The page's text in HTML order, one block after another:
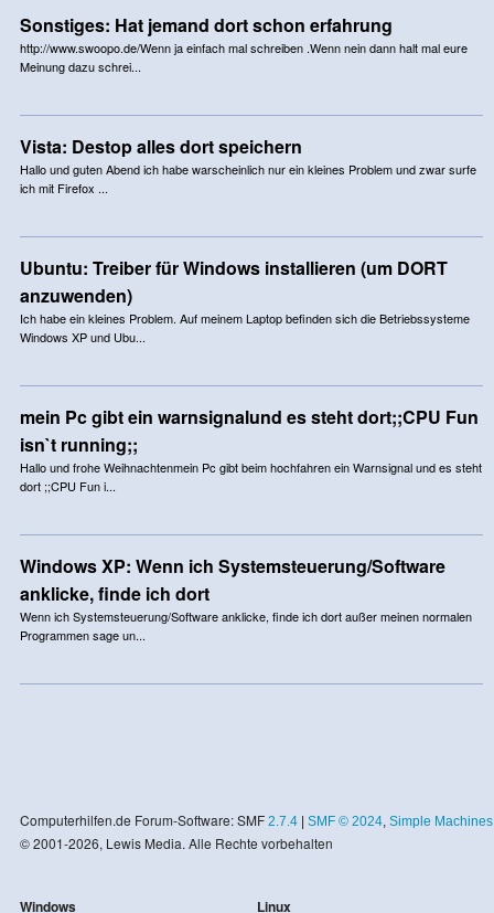
Sonstiges: Hat jemand dort schon erfahrung
http://www.swoopo.de/Wenn ja einfach mal schreiben .Wenn nein dann halt mal eure
Meinung dazu schrei...
Vista: Destop alles dort speichern
Hallo und guten Abend ich habe warscheinlich nur ein kleines Problem und zwar surfe
ich mit Firefox ...
Ubuntu: Treiber für Windows installieren (um DORT
anzuwenden)
Ich habe ein kleines Problem. Auf meinem Laptop befinden sich die Betriebssysteme
Windows XP und Ubu...
mein Pc gibt ein warnsignalund es steht dort;;CPU Fun
isn`t running;;
Hallo und frohe Weihnachtenmein Pc gibt beim hochfahren ein Warnsignal und es steht
dort ;;CPU Fun i...
Windows XP: Wenn ich Systemsteuerung/Software
anklicke, finde ich dort
Wenn ich Systemsteuerung/Software anklicke, finde ich dort außer meinen normalen
Programmen sage un...
Computerhilfen.de Forum-Software: SMF 2.7.4| SMF © 2024, Simple Machines
© 2001-2026, Lewis Media. Alle Rechte vorbehalten
Windows Linux